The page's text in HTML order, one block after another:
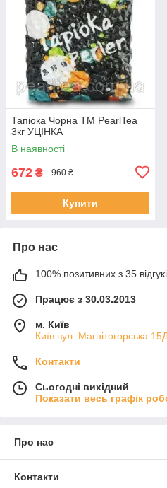
Тапіока Чорна TM PearlTea
3кг УЦІНКА
В наявності
672 ₴ 960 ₴
Купити
Про нас
100% позитивних з 35
Працює з 30.03.2013
м. Київ
Київ вул. Магнiтогорська
Контакти
Сьогодні вихідний
Показати весь графік
Про нас
Контакти